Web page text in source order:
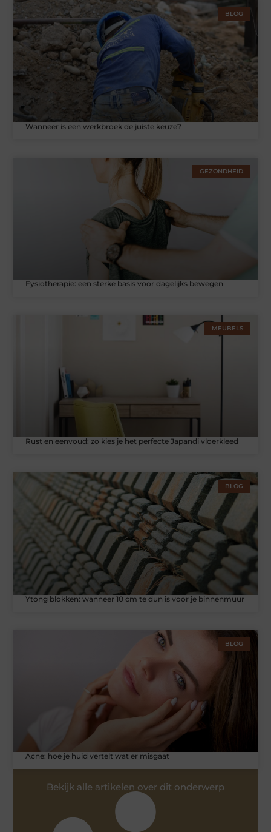
BLOG
Wanneer is een werkbroek de juiste keuze?
GEZONDHEID
Fysiotherapie: een sterke basis voor dagelijks bewegen
MEUBELS
Rust en eenvoud: zo kies je het perfecte Japandi vloerkleed
BLOG
Ytong blokken: wanneer 10 cm te dun is voor je binnenmuur
BLOG
Acne: hoe je huid vertelt wat er misgaat
Bekijk alle artikelen over dit onderwerp